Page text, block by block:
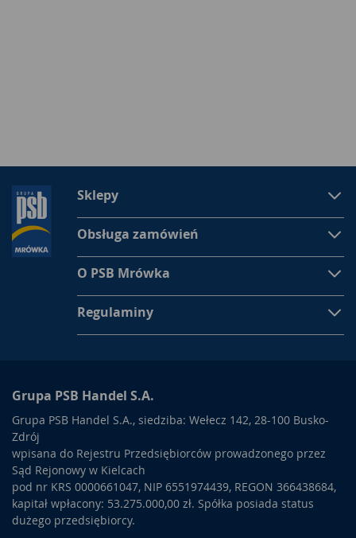
Sklepy
Obsługa zamówień
O PSB Mrówka
Regulaminy
Grupa PSB Handel S.A.
Grupa PSB Handel S.A., siedziba: Wełecz 142, 28-100 Busko-
Zdrój
wpisana do Rejestru Przedsiębiorców prowadzonego przez
Sąd Rejonowy w Kielcach
pod nr KRS 0000661047, NIP 6551974439, REGON 366438684,
kapitał wpłacony: 53.275.000,00 zł. Spółka posiada status
dużego przedsiębiorcy.